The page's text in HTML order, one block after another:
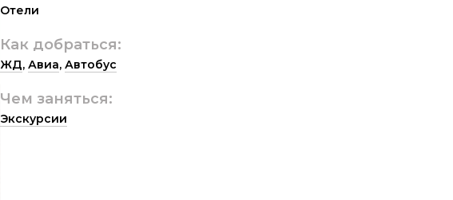
Отели
Как добраться:
ЖД, Авиа, Автобус
Чем заняться:
Экскурсии